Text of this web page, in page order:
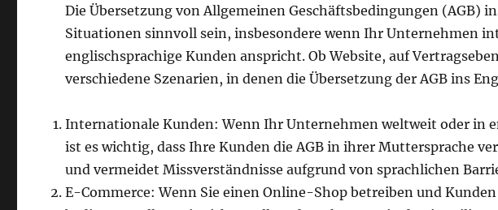
Die Übersetzung von Allgemeinen Geschäftsbedingungen (AGB)
Situationen sinnvoll sein, insbesondere wenn Ihr Unternehmen
englischsprachige Kunden anspricht. Ob Website, auf
verschiedene Szenarien, in denen die Übersetzung der AGB ins
Internationale Kunden: Wenn Ihr Unternehmen weltweit oder in
ist es wichtig, dass Ihre Kunden die AGB in ihrer Muttersprache
und vermeidet Missverständnisse aufgrund von sprachlichen
E-Commerce: Wenn Sie einen Online-Shop betreiben und